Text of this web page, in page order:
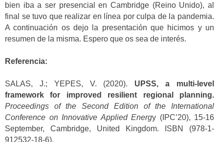
bien iba a ser presencial en Cambridge (Reino Unido), al
final se tuvo que realizar en línea por culpa de la pandemia.
A continuación os dejo la presentación que hicimos y un
resumen de la misma. Espero que os sea de interés.
Referencia:
SALAS, J.; YEPES, V. (2020). UPSS, a multi-level
framework for improved resilient regional planning.
Proceedings of the Second Edition of the International
Conference on Innovative Applied Energy (IPC’20), 15-16
September, Cambridge, United Kingdom. ISBN (978-1-
912532-18-6).